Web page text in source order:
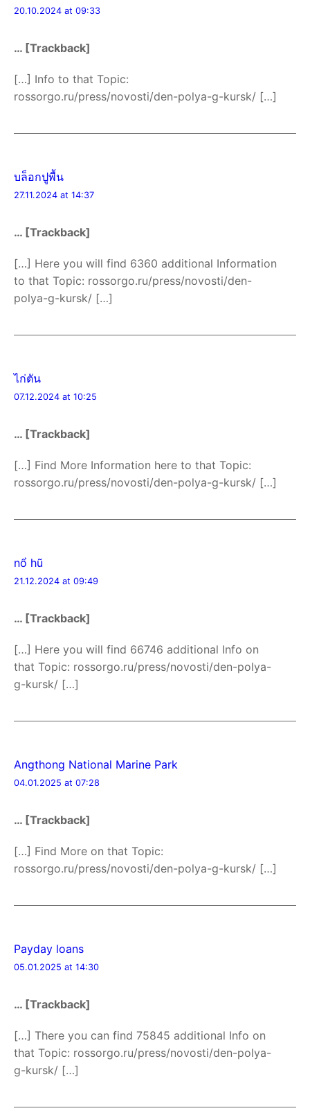
20.10.2024 at 09:33
… [Trackback]
[…] Info to that Topic:
rossorgo.ru/press/novosti/den-polya-g-kursk/ […]
บล็อกปูพื้น
27.11.2024 at 14:37
… [Trackback]
[…] Here you will find 6360 additional Information
to that Topic: rossorgo.ru/press/novosti/den-
polya-g-kursk/ […]
ไก่ตัน
07.12.2024 at 10:25
… [Trackback]
[…] Find More Information here to that Topic:
rossorgo.ru/press/novosti/den-polya-g-kursk/ […]
nổ hũ
21.12.2024 at 09:49
… [Trackback]
[…] Here you will find 66746 additional Info on
that Topic: rossorgo.ru/press/novosti/den-polya-
g-kursk/ […]
Angthong National Marine Park
04.01.2025 at 07:28
… [Trackback]
[…] Find More on that Topic:
rossorgo.ru/press/novosti/den-polya-g-kursk/ […]
Payday loans
05.01.2025 at 14:30
… [Trackback]
[…] There you can find 75845 additional Info on
that Topic: rossorgo.ru/press/novosti/den-polya-
g-kursk/ […]